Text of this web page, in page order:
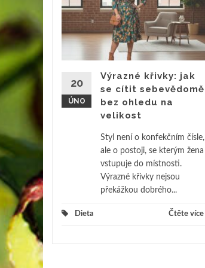
s
mizí z
je cítit
je
20
ÚNO
Výrazné křivky: jak
se cítit sebevědomě
bez ohledu na
velikost
Styl není o konfekčním čísle,
ale o postoji, se kterým žena
vstupuje do místnosti.
Výrazné křivky nejsou
překážkou dobrého...
Dieta Čtěte více